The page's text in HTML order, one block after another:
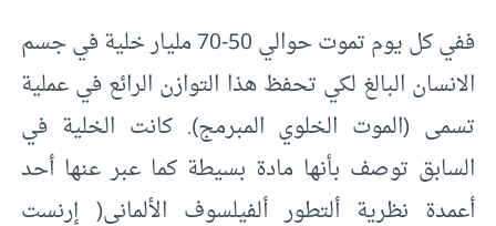
ففي كل يوم تموت حوالي 50-70 مليار خلية في جسم
الانسان البالغ لكي تحفظ هذا التوازن الرائع في عملية
تسمى (الموت الخلوي المبرمج). كانت الخلية في
السابق توصف بأنها مادة بسيطة كما عبر عنها أحد
أعمدة نظرية ألتطور ألفيلسوف الألماني( إرنست